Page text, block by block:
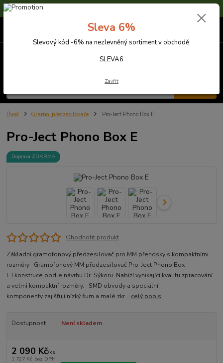
Sleva 6% na nezlevněné zboží s kódem SLEVA6
Úvod Gramo. předzesilovače Pro-Ject Phono Box E
Pro-Ject Phono Box E
Doprava ZDARMA
Ohodnotit produkt
Základní gramofonový předzesilovač pro MM přenosky s kompaktními
rozměry Gramofonový MM předzesilovač Pro-Ject Phono Box
E í konstruce podle návrhu Dr. Sýkoru. Nabízí vynikající kvalitu zpracování
a velmi kompaktní rozměry. SMD obvody a speciální
komponenty zajišťují nízký šum a malé zkr... celý popis
Dostupnost Není skladem
2 090 Kč/ks
1 727 Kč bez DPH
Sleva 6%
Slevový kód -6% na nezlevněný sortiment v obchodě:
SLEVA6
Zavřít